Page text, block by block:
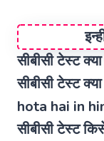
सीबीसी टेस्ट
सीबीसी टेस्ट
hota hai in
सीबीसी टेस्ट